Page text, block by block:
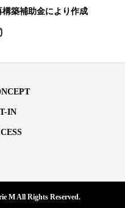
築補助金により作成
IN
M All Rights Reserved.